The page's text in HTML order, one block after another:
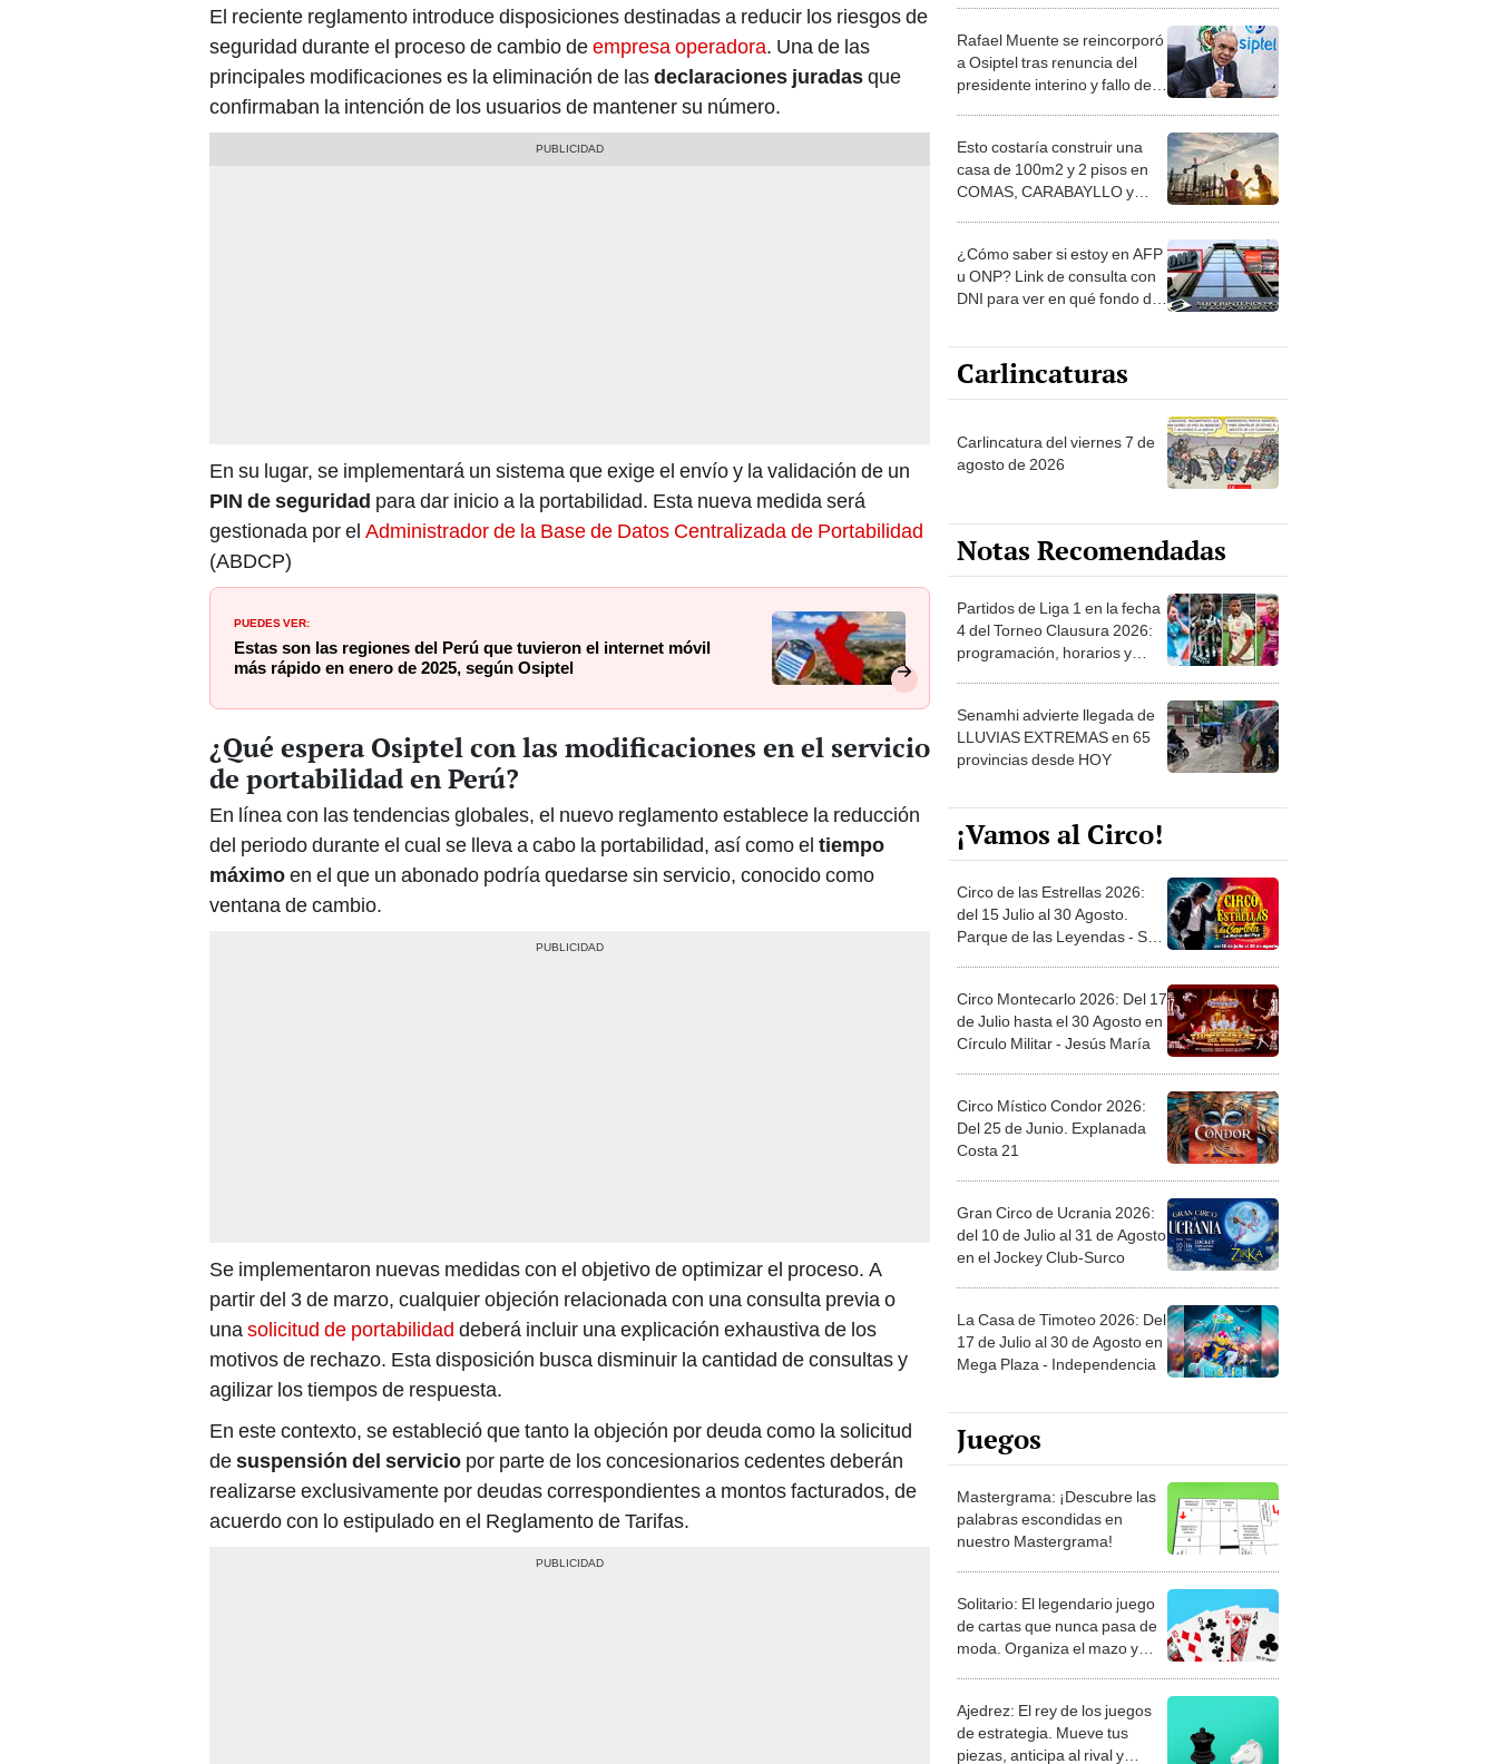
El reciente reglamento introduce disposiciones destinadas a reducir los riesgos de
seguridad durante el proceso de cambio deempresa operadora. Una de las
principales modificaciones es la eliminación de lasdeclaraciones juradasque
confirmaban la intención de los usuarios de mantener su número.
En su lugar, se implementará un sistema que exige el envío y la validación de un
PIN de seguridad para dar inicio a la portabilidad. Esta nueva medida será
gestionada por el Administrador de la Base de Datos Centralizada de Portabilidad
(ABDCP)
PUEDES VER:
Estas son las regiones del Perú que tuvieron el internet móvil
más rápido en enero de 2025, según Osiptel
¿Qué espera Osiptel con las modificaciones en el servicio
de portabilidad en Perú?
En línea con las tendencias globales, el nuevo reglamento establece la reducción
del periodo durante el cual se lleva a cabo la portabilidad, así como el tiempo
máximoen el que un abonado podría quedarse sin servicio, conocido como
ventana de cambio.
Se implementaron nuevas medidas con el objetivo de optimizar el proceso. A
partir del 3 de marzo, cualquier objeción relacionada con una consulta previa o
una solicitud de portabilidad deberá incluir una explicación exhaustiva de los
motivos de rechazo. Esta disposición busca disminuir la cantidad de consultas y
agilizar los tiempos de respuesta.
En este contexto, se estableció que tanto la objeción por deuda como la solicitud
desuspensión del servicio por parte de los concesionarios cedentes deberán
realizarse exclusivamente por deudas correspondientes a montos facturados, de
acuerdo con lo estipulado en el Reglamento de Tarifas.
Rafael Muente se reincorporó
a Osiptel tras renuncia del
presidente interino y fallo de
Esto costaría construir una
casa de 100m2 y 2 pisos en
COMAS, CARABAYLLO y
¿Cómo saber si estoy en AFP
u ONP? Link de consulta con
DNI para ver en qué fondo de
Carlincaturas
Carlincatura del viernes 7 de
agosto de 2026
Notas Recomendadas
Partidos de Liga 1 en la fecha
4 del Torneo Clausura 2026:
programación, horarios y
Senamhi advierte llegada de
LLUVIAS EXTREMAS en 65
provincias desde HOY
¡Vamos al Circo!
Circo de las Estrellas 2026:
del 15 Julio al 30 Agosto.
Parque de las Leyendas - San
Circo Montecarlo 2026: Del 17
de Julio hasta el 30 Agosto en
Círculo Militar - Jesús María
Circo Místico Condor 2026:
Del 25 de Junio. Explanada
Costa 21
Gran Circo de Ucrania 2026:
del 10 de Julio al 31 de Agosto
en el Jockey Club-Surco
La Casa de Timoteo 2026: Del
17 de Julio al 30 de Agosto en
Mega Plaza - Independencia
Juegos
Mastergrama: ¡Descubre las
palabras escondidas en
nuestro Mastergrama!
Solitario: El legendario juego
de cartas que nunca pasa de
moda. Organiza el mazo y
Ajedrez: El rey de los juegos
de estrategia. Mueve tus
piezas, anticipa al rival y